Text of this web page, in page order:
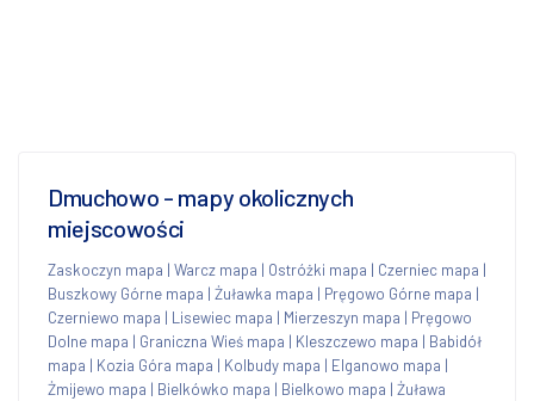
Dmuchowo - mapy okolicznych
miejscowości
Zaskoczyn mapa | Warcz mapa | Ostróżki mapa | Czerniec mapa |
Buszkowy Górne mapa | Żuławka mapa | Pręgowo Górne mapa |
Czerniewo mapa | Lisewiec mapa | Mierzeszyn mapa | Pręgowo
Dolne mapa | Graniczna Wieś mapa | Kleszczewo mapa | Babidół
mapa | Kozia Góra mapa | Kolbudy mapa | Elganowo mapa |
Żmijewo mapa | Bielkówko mapa | Bielkowo mapa | Żuława